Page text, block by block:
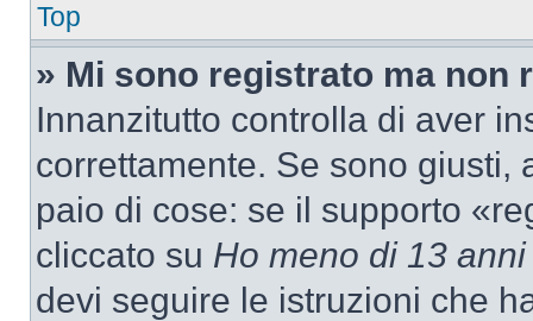
Top
» Mi sono registrato ma non
Innanzitutto controlla di aver
correttamente. Se sono giusti,
paio di cose: se il supporto
cliccato su Ho meno di 13 anni
devi seguire le istruzioni che